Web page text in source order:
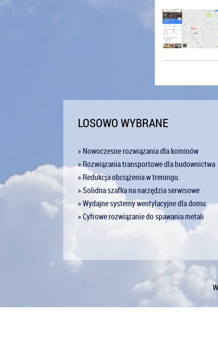
LOSOWO WYBRANE
» Nowoczesne rozwiązania dla kominów
» Rozwiązania transportowe dla budownictwa
» Redukcja obciążenia w treningu.
» Solidna szafka na narzędzia serwisowe
» Wydajne systemy wentylacyjne dla domu
» Cyfrowe rozwiązanie do spawania metali